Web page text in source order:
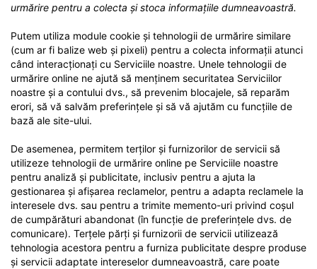
urmărire pentru a colecta și stoca informațiile dumneavoastră.
Putem utiliza module cookie și tehnologii de urmărire similare
(cum ar fi balize web și pixeli) pentru a colecta informații atunci
când interacționați cu Serviciile noastre. Unele tehnologii de
urmărire online ne ajută să menținem securitatea Serviciilor
noastre și a contului dvs., să prevenim blocajele, să reparăm
erori, să vă salvăm preferințele și să vă ajutăm cu funcțiile de
bază ale site-ului.
De asemenea, permitem terților și furnizorilor de servicii să
utilizeze tehnologii de urmărire online pe Serviciile noastre
pentru analiză și publicitate, inclusiv pentru a ajuta la
gestionarea și afișarea reclamelor, pentru a adapta reclamele la
interesele dvs. sau pentru a trimite memento-uri privind coșul
de cumpărături abandonat (în funcție de preferințele dvs. de
comunicare). Terțele părți și furnizorii de servicii utilizează
tehnologia acestora pentru a furniza publicitate despre produse
și servicii adaptate intereselor dumneavoastră, care poate